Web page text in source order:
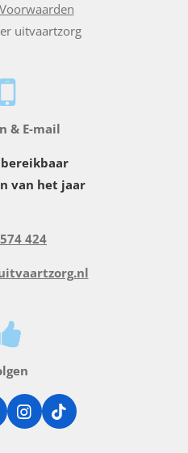
uitvaartzorg
& E-mail
van het jaar
424
I
n
T
i